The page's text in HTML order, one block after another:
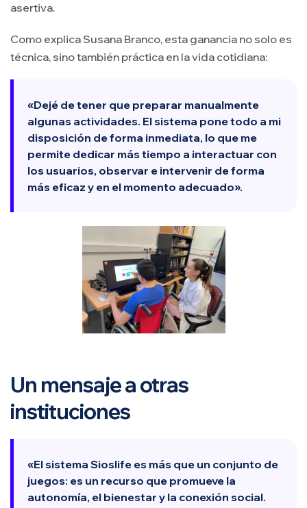
asertiva.
Como explica Susana Branco, esta ganancia no solo es
técnica, sino también práctica en la vida cotidiana:
«Dejé de tener que preparar manualmente
algunas actividades. El sistema pone todo a mi
disposición de forma inmediata, lo que me
permite dedicar más tiempo a interactuar con
los usuarios, observar e intervenir de forma
más eficaz y en el momento adecuado».
Un mensaje a otras
instituciones
«El sistema Sioslife es más que un conjunto de
juegos: es un recurso que promueve la
autonomía, el bienestar y la conexión social.